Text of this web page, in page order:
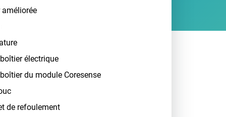
électrique
du module Coresense
de refoulement